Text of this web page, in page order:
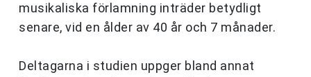
musikaliska förlamning inträder betydligt
senare, vid en ålder av 40 år och 7 månader.
Deltagarna i studien uppger bland annat